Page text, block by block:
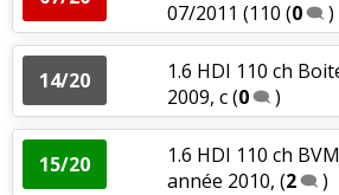
07/2011 (110 (0 )
14/20
1.6 HDI 110 ch
2009, c(0 )
15/20
1.6 HDI 110 ch
année 2010, (2 )